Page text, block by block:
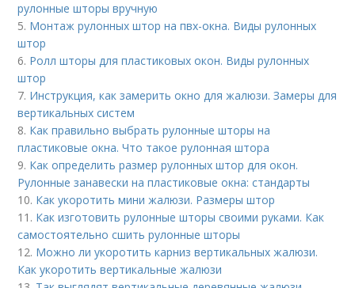
рулонные шторы вручную
5. Монтаж рулонных штор на пвх-окна. Виды рулонных
штор
6. Ролл шторы для пластиковых окон. Виды рулонных
штор
7. Инструкция, как замерить окно для жалюзи. Замеры для
вертикальных систем
8. Как правильно выбрать рулонные шторы на
пластиковые окна. Что такое рулонная штора
9. Как определить размер рулонных штор для окон.
Рулонные занавески на пластиковые окна: стандарты
10. Как укоротить мини жалюзи. Размеры штор
11. Как изготовить рулонные шторы своими руками. Как
самостоятельно сшить рулонные шторы
12. Можно ли укоротить карниз вертикальных жалюзи.
Как укоротить вертикальные жалюзи